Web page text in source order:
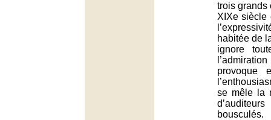
trois grands
XIXe siècle
habitée de
ignore
provoque
se mêle la
bousculés.